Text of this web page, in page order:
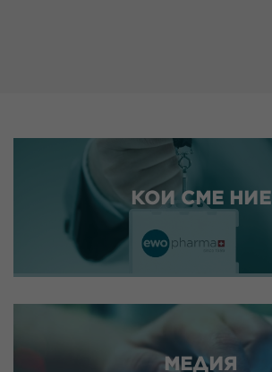
КОИ СМЕ НИЕ
МЕДИЯ